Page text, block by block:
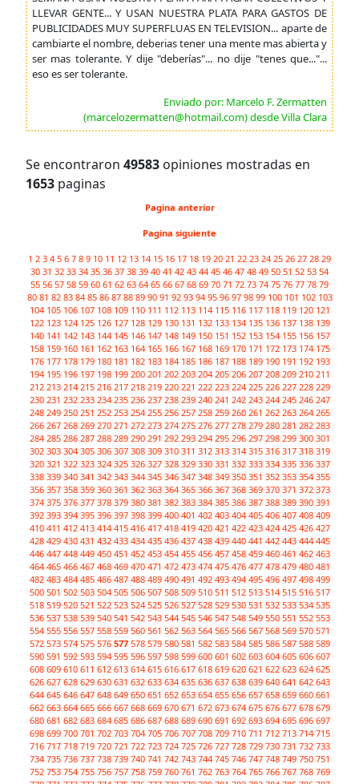
LLEVAR GENTE... Y USAN NUESTRA PLATA PARA GASTOS DE
PUBLICIDADES MUY SUPERFLUAS EN TELEVISION... aparte de
cambiarte el nombre, deberias tener una mente mas abierta y
ser mas tolerante. Y dije "deberías"... no dije "tenes que..."...
eso es ser tolerante.
Enviado por: Marcelo F. Zermatten
(marcelozermatten@hotmail.com) desde Villa Clara
Se encontraron 49583 opiniones mostradas en
1653 paginas
Pagina anterior
Pagina siguiente
1 2 3 4 5 6 7 8 9 10 11 12 13 14 15 16 17 18 19 20 21 22 23 24 25 26 27 28 29
30 31 32 33 34 35 36 37 38 39 40 41 42 43 44 45 46 47 48 49 50 51 52 53 54
55 56 57 58 59 60 61 62 63 64 65 66 67 68 69 70 71 72 73 74 75 76 77 78 79
80 81 82 83 84 85 86 87 88 89 90 91 92 93 94 95 96 97 98 99 100 101 102 103
104 105 106 107 108 109 110 111 112 113 114 115 116 117 118 119 120 121
122 123 124 125 126 127 128 129 130 131 132 133 134 135 136 137 138 139
140 141 142 143 144 145 146 147 148 149 150 151 152 153 154 155 156 157
158 159 160 161 162 163 164 165 166 167 168 169 170 171 172 173 174 175
176 177 178 179 180 181 182 183 184 185 186 187 188 189 190 191 192 193
194 195 196 197 198 199 200 201 202 203 204 205 206 207 208 209 210 211
212 213 214 215 216 217 218 219 220 221 222 223 224 225 226 227 228 229
230 231 232 233 234 235 236 237 238 239 240 241 242 243 244 245 246 247
248 249 250 251 252 253 254 255 256 257 258 259 260 261 262 263 264 265
266 267 268 269 270 271 272 273 274 275 276 277 278 279 280 281 282 283
284 285 286 287 288 289 290 291 292 293 294 295 296 297 298 299 300 301
302 303 304 305 306 307 308 309 310 311 312 313 314 315 316 317 318 319
320 321 322 323 324 325 326 327 328 329 330 331 332 333 334 335 336 337
338 339 340 341 342 343 344 345 346 347 348 349 350 351 352 353 354 355
356 357 358 359 360 361 362 363 364 365 366 367 368 369 370 371 372 373
374 375 376 377 378 379 380 381 382 383 384 385 386 387 388 389 390 391
392 393 394 395 396 397 398 399 400 401 402 403 404 405 406 407 408 409
410 411 412 413 414 415 416 417 418 419 420 421 422 423 424 425 426 427
428 429 430 431 432 433 434 435 436 437 438 439 440 441 442 443 444 445
446 447 448 449 450 451 452 453 454 455 456 457 458 459 460 461 462 463
464 465 466 467 468 469 470 471 472 473 474 475 476 477 478 479 480 481
482 483 484 485 486 487 488 489 490 491 492 493 494 495 496 497 498 499
500 501 502 503 504 505 506 507 508 509 510 511 512 513 514 515 516 517
518 519 520 521 522 523 524 525 526 527 528 529 530 531 532 533 534 535
536 537 538 539 540 541 542 543 544 545 546 547 548 549 550 551 552 553
554 555 556 557 558 559 560 561 562 563 564 565 566 567 568 569 570 571
572 573 574 575 576 577 578 579 580 581 582 583 584 585 586 587 588 589
590 591 592 593 594 595 596 597 598 599 600 601 602 603 604 605 606 607
608 609 610 611 612 613 614 615 616 617 618 619 620 621 622 623 624 625
626 627 628 629 630 631 632 633 634 635 636 637 638 639 640 641 642 643
644 645 646 647 648 649 650 651 652 653 654 655 656 657 658 659 660 661
662 663 664 665 666 667 668 669 670 671 672 673 674 675 676 677 678 679
680 681 682 683 684 685 686 687 688 689 690 691 692 693 694 695 696 697
698 699 700 701 702 703 704 705 706 707 708 709 710 711 712 713 714 715
716 717 718 719 720 721 722 723 724 725 726 727 728 729 730 731 732 733
734 735 736 737 738 739 740 741 742 743 744 745 746 747 748 749 750 751
752 753 754 755 756 757 758 759 760 761 762 763 764 765 766 767 768 769